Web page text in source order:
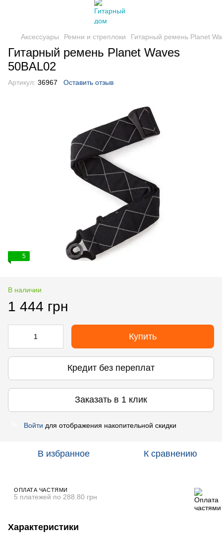
Аксессуары Ремни и стреплоки Гитарный ремень Planet
Гитарный ремень Planet Waves
50BAL02
Артикул: 36967 Оставить отзыв
5
В наличии
1 444 грн
Купить
Кредит без переплат
Заказать в 1 клик
Войти для отображения накопительной скидки
В избранное К сравнению
ОПЛАТА ЧАСТЯМИ
5 платежей по 288.80 грн
Характеристики